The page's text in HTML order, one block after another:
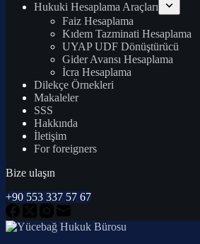
Hukuki Hesaplama Araçları
Faiz Hesaplama
Kıdem Tazminati Hesaplama
UYAP UDF Dönüştürücü
Gider Avansı Hesaplama
İcra Hesaplama
Dilekçe Örnekleri
Makaleler
SSS
Hakkında
İletişim
For foreigners
Bize ulaşın
+90 553 337 57 67